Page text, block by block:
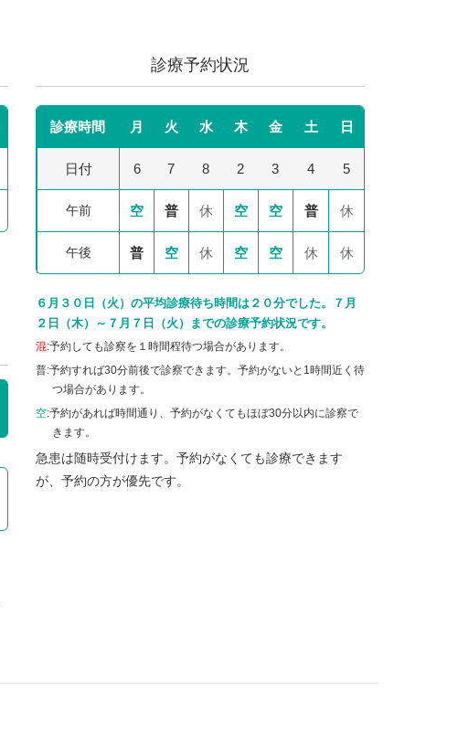
診療予約状況
診療時間 月 火 水 木 金 土 日
日付 6 7 8 2 3 4 5
午前 空 普 休 空 空 普 休
午後 普 空 休 空 空 休 休
６月３０日（火）の平均診療待ち時間は２０分でした。７月
２日（木）～７月７日（火）までの診療予約状況です。
混:予約しても診察を１時間程待つ場合があります。
普:予約すれば30分前後で診察できます。予約がないと1時間近く待
つ場合があります。
空:予約があれば時間通り、予約がなくてもほぼ30分以内に診察で
きます。
急患は随時受付けます。予約がなくても診療できます
が、予約の方が優先です。